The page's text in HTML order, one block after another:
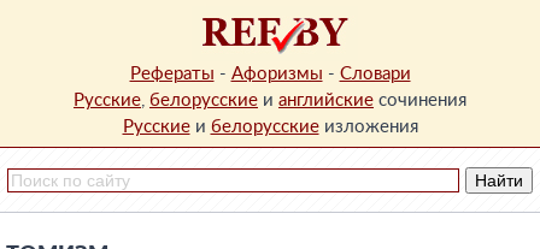
Рефераты - Афоризмы - Словари
Русские, белорусские и английские сочинения
Русскиеи белорусскиеизложения